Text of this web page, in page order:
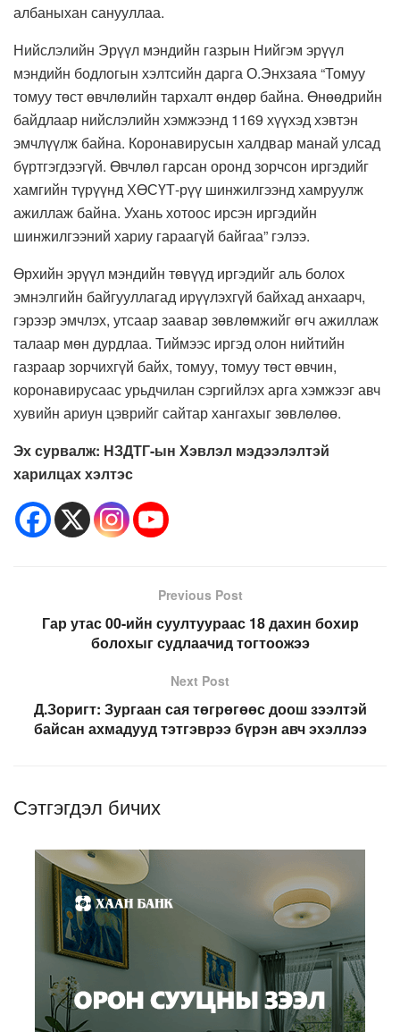
албаныхан санууллаа.
Нийслэлийн Эрүүл мэндийн газрын Нийгэм эрүүл
мэндийн бодлогын хэлтсийн дарга О.Энхзаяа “Томуу
томуу төст өвчлөлийн тархалт өндөр байна. Өнөөдрийн
байдлаар нийслэлийн хэмжээнд 1169 хүүхэд хэвтэн
эмчлүүлж байна. Коронавирусын халдвар манай улсад
бүртгэгдээгүй. Өвчлөл гарсан оронд зорчсон иргэдийг
хамгийн түрүүнд ХӨСҮТ-рүү шинжилгээнд хамруулж
ажиллаж байна. Ухань хотоос ирсэн иргэдийн
шинжилгээний хариу гараагүй байгаа” гэлээ.
Өрхийн эрүүл мэндийн төвүүд иргэдийг аль болох
эмнэлгийн байгууллагад ирүүлэхгүй байхад анхаарч,
гэрээр эмчлэх, утсаар заавар зөвлөмжийг өгч ажиллаж
талаар мөн дурдлаа. Тиймээс иргэд олон нийтийн
газраар зорчихгүй байх, томуу, томуу төст өвчин,
коронавирусаас урьдчилан сэргийлэх арга хэмжээг авч
хувийн ариун цэврийг сайтар хангахыг зөвлөлөө.
Эх сурвалж: НЗДТГ-ын Хэвлэл мэдээлэлтэй
харилцах хэлтэс
Previous Post
Гар утас 00-ийн суултуураас 18 дахин бохир
болохыг судлаачид тогтоожээ
Next Post
Д.Зоригт: Зургаан сая төгрөгөөс доош зээлтэй
байсан ахмадууд тэтгэврээ бүрэн авч эхэллээ
Сэтгэгдэл бичих